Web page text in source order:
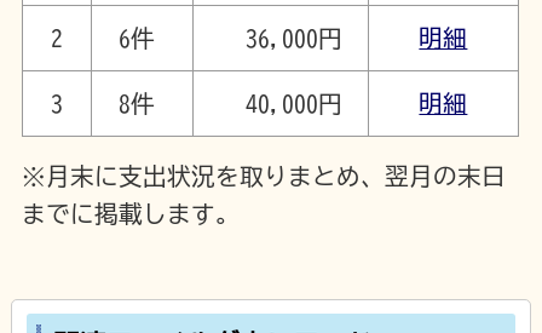
2 6件 36,000円 明細
3 8件 40,000円 明細
※月末に支出状況を取りまとめ、翌月の末日
までに掲載します。